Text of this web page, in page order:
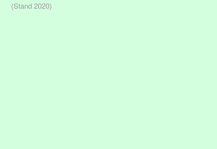
(Stand 2020)